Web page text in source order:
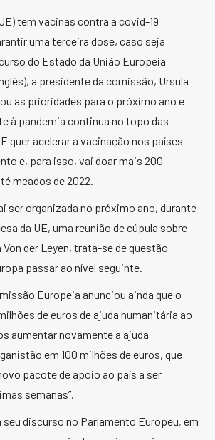
tem vacinas contra a covid-19
uma terceira dose, caso seja
do Estado da União Europeia
a presidente da comissão, Ursula
as prioridades para o próximo ano e
à pandemia continua no topo das
quer acelerar a vacinação nos países
e, para isso, vai doar mais 200
meados de 2022.
ser organizada no próximo ano, durante
da UE, uma reunião de cúpula sobre
Von der Leyen, trata-se de questão
passar ao nível seguinte.
Europeia anunciou ainda que o
de euros de ajuda humanitária ao
aumentar novamente a ajuda
em 100 milhões de euros, que
pacote de apoio ao país a ser
semanas”.
seu discurso no Parlamento Europeu, em